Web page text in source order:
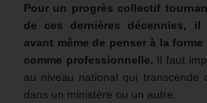
Pour un progrès collectif
de ces dernières décennies,
avant même de penser à la forme
comme professionnelle. Il faut
au niveau national qui transcende
dans un ministère ou un autre.